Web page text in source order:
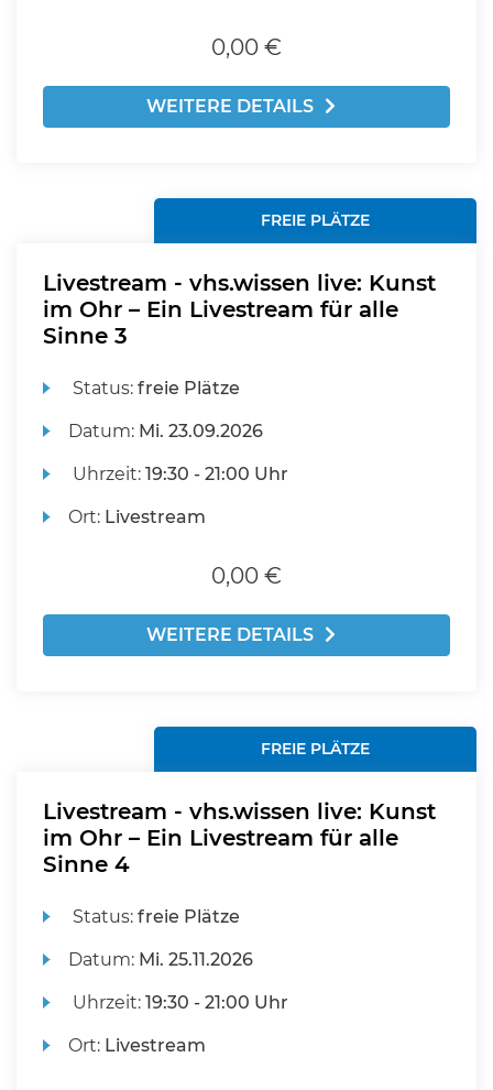
0,00 €
WEITERE DETAILS
FREIE PLÄTZE
Livestream - vhs.wissen live: Kunst
im Ohr – Ein Livestream für alle
Sinne 3
Status:freie Plätze
Datum: Mi. 23.09.2026
Uhrzeit:19:30 - 21:00 Uhr
Ort: Livestream
0,00 €
WEITERE DETAILS
FREIE PLÄTZE
Livestream - vhs.wissen live: Kunst
im Ohr – Ein Livestream für alle
Sinne 4
Status:freie Plätze
Datum: Mi. 25.11.2026
Uhrzeit:19:30 - 21:00 Uhr
Ort: Livestream